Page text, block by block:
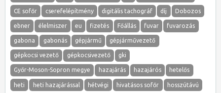
CE sofőr cserefelépítmény digitális tachográf díj Dobozos
ebner élelmiszer eu fizetés Főállás fuvar fuvarozás
gabona gabonás gépjármű gépjárművezető
gépkocsi vezető gépkocsivezető gki
Győr-Moson-Sopron megye hazajárás hazajárós hetelős
heti heti hazajárással hétvégi hivatásos sofőr hosszútávú